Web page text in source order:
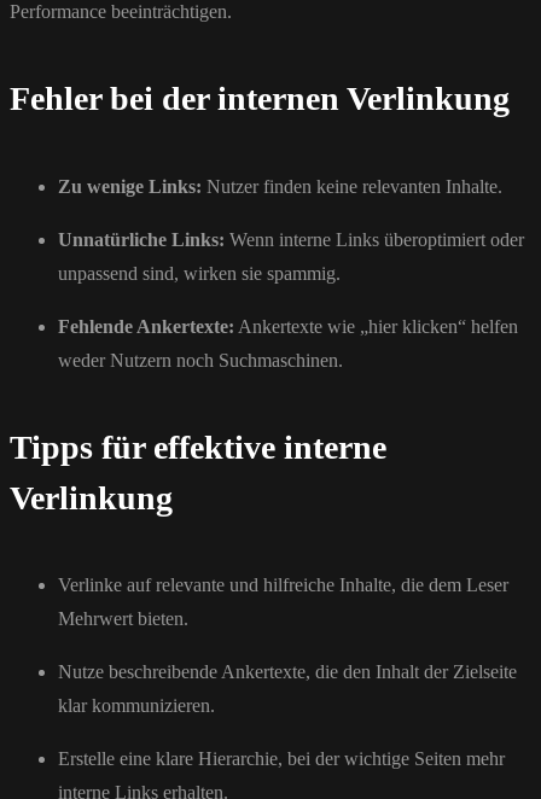
Performance beeinträchtigen.
Fehler bei der internen Verlinkung
Zu wenige Links: Nutzer finden keine relevanten Inhalte.
Unnatürliche Links: Wenn interne Links überoptimiert oder
unpassend sind, wirken sie spammig.
Fehlende Ankertexte: Ankertexte wie „hier klicken“ helfen
weder Nutzern noch Suchmaschinen.
Tipps für effektive interne
Verlinkung
Verlinke auf relevante und hilfreiche Inhalte, die dem Leser
Mehrwert bieten.
Nutze beschreibende Ankertexte, die den Inhalt der Zielseite
klar kommunizieren.
Erstelle eine klare Hierarchie, bei der wichtige Seiten mehr
interne Links erhalten.